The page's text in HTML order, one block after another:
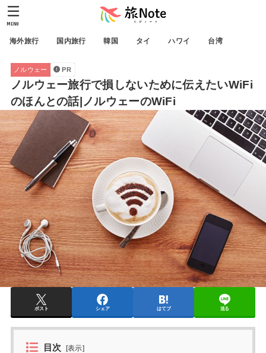
海外旅行 国内旅行 韓国 タイ ハワイ 台湾
MENU
ノルウェー PR
ノルウェー旅行で損しないために伝えたいWiFi
のほんとの話|ノルウェーのWiFi
ポスト シェア はてブ 送る
目次 [表示]